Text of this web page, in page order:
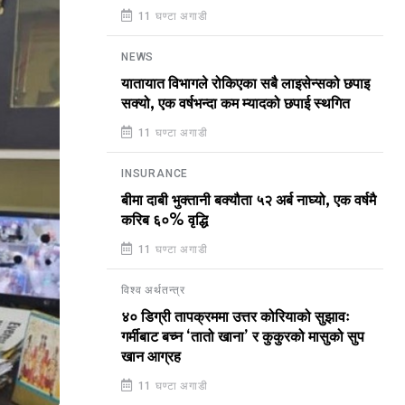
11 घण्टा अगाडी
NEWS
यातायात विभागले रोकिएका सबै लाइसेन्सको छपाइ
सक्यो, एक वर्षभन्दा कम म्यादको छपाई स्थगित
11 घण्टा अगाडी
INSURANCE
बीमा दाबी भुक्तानी बक्यौता ५२ अर्ब नाघ्यो, एक वर्षमै
करिब ६०% वृद्धि
11 घण्टा अगाडी
विश्व अर्थतन्त्र
४० डिग्री तापक्रममा उत्तर कोरियाको सुझावः
गर्मीबाट बच्न ‘तातो खाना’ र कुकुरको मासुको सुप
खान आग्रह
11 घण्टा अगाडी